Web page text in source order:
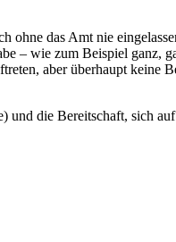
das Amt nie
– wie zum Beispiel ganz,
aber überhaupt keine
und die Bereitschaft, sich